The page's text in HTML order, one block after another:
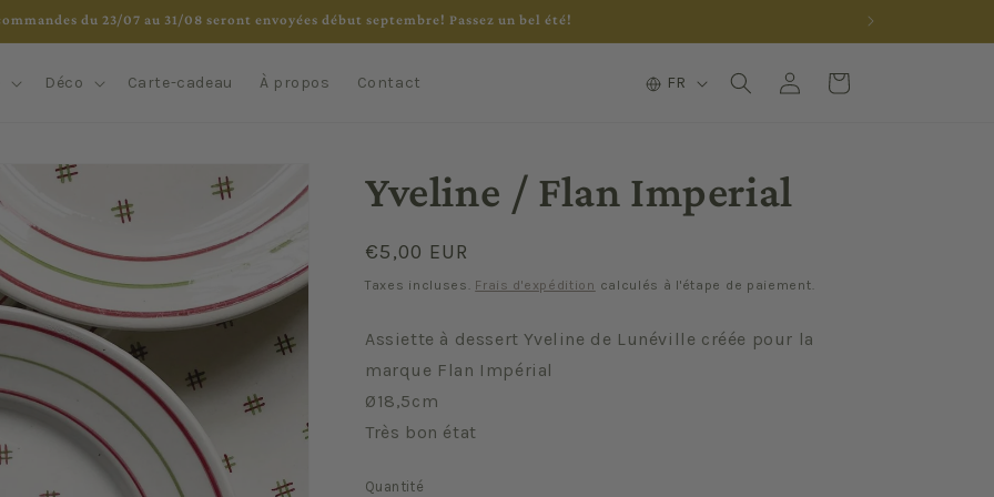
du 23/07 au 31/08 seront envoyées début septembre! Passez un bel été!
Déco Carte-cadeau À propos Contact
L
g
u
FR ConnexionPanier
Yveline / Flan Imperial
Prix
habituel
€5,00 EUR
Taxes incluses. Frais d'expédition calculés à l'étape de paiement.
Assiette à dessert Yveline de Lunéville créée pour la
marque Flan Impérial
Ø18,5cm
Très bon état
Quantité
Quantité